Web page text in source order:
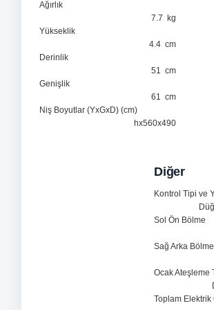
Ağırlık
7.7 kg
Yükseklik
4.4 cm
Derinlik
51 cm
Genişlik
61 cm
Niş Boyutlar (YxGxD) (cm)
hx560x490
Diğer
Kontrol Tipi ve
Sol Ön Bölme
Sağ Arka Bölme
Ocak Ateşleme
Toplam Elektrik